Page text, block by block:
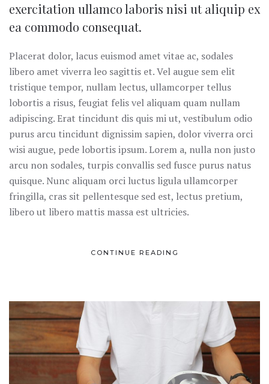
exercitation ullamco laboris nisi ut aliquip ex
ea commodo consequat.
Placerat dolor, lacus euismod amet vitae ac, sodales
libero amet viverra leo sagittis et. Vel augue sem elit
tristique tempor, nullam lectus, ullamcorper tellus
lobortis a risus, feugiat felis vel aliquam quam nullam
adipiscing. Erat tincidunt dis quis mi ut, vestibulum odio
purus arcu tincidunt dignissim sapien, dolor viverra orci
wisi augue, pede lobortis ipsum. Lorem a, nulla non justo
arcu non sodales, turpis convallis sed fusce purus natus
quisque. Nunc aliquam orci luctus ligula ullamcorper
fringilla, cras sit pellentesque sed est, lectus pretium,
libero ut libero mattis massa est ultricies.
CONTINUE READING